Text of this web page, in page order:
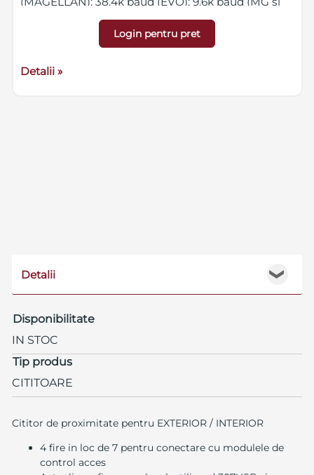
Login pentru pret
Detalii »
❯
Detalii
Disponibilitate
IN STOC
Tip produs
CITITOARE
Cititor de proximitate pentru EXTERIOR / INTERIOR
4 fire in loc de 7 pentru conectare cu modulele de
control acces